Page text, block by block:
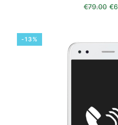
€79.00 O
€
-13%